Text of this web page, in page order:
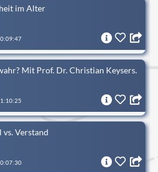
im Alter
Mit Prof. Dr. Christian Keysers.
vs. Verstand